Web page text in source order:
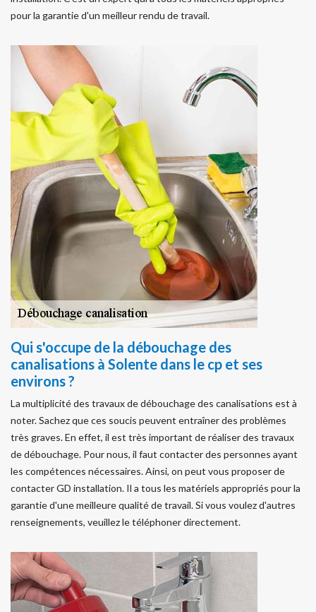
pour la garantie d'un meilleur rendu de travail.
Qui s'occupe de la débouchage des
canalisations à Solente dans le cp et ses
environs ?
La multiplicité des travaux de débouchage des canalisations est à
noter. Sachez que ces soucis peuvent entraîner des problèmes
très graves. En effet, il est très important de réaliser des travaux
de débouchage. Pour nous, il faut contacter des personnes ayant
les compétences nécessaires. Ainsi, on peut vous proposer de
contacter GD installation. Il a tous les matériels appropriés pour la
garantie d'une meilleure qualité de travail. Si vous voulez d'autres
renseignements, veuillez le téléphoner directement.